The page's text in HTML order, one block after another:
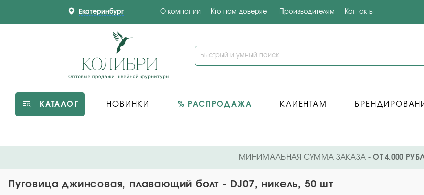
Екатеринбург О компании Кто нам доверяет Производителям Контакты
КАТАЛОГ НОВИНКИ % РАСПРОДАЖА КЛИЕНТАМ
МИНИМАЛЬНАЯ СУММА ЗАКАЗА - ОТ 4.000
Пуговица джинсовая, плавающий болт - DJ07, никель, 50 шт